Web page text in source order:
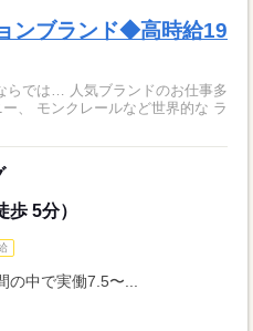
ンブランド◆高時給19
らでは… 人気ブランドのお仕事多
5分）
中で実働7.5〜...